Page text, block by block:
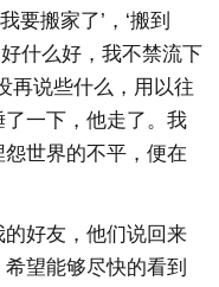
要搬家了’，‘搬到
好什么好，我不禁流下
说些什么，用以往
一下，他走了。我
世界的不平，便在
好友，他们说回来
望能够尽快的看到